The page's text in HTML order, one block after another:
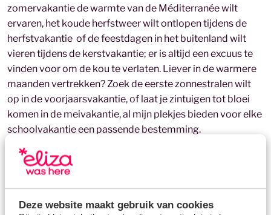
Deze website maakt gebruik van cookies
zomervakantie de warmte van de Méditerranée wilt
ervaren, het koude herfstweer wilt ontlopen tijdens de
herfstvakantie of de feestdagen in het buitenland wilt
vieren tijdens de kerstvakantie; er is altijd een excuus te
vinden voor om de kou te verlaten. Liever in de warmere
maanden vertrekken? Zoek de eerste zonnestralen wilt
op in de voorjaarsvakantie, of laat je zintuigen tot bloei
komen in de meivakantie, al mijn plekjes bieden voor elke
schoolvakantie een passende bestemming.
Alle schoolvakanties op een rij
Europa en rondom de Middellandse Zee. Maak het jezelf